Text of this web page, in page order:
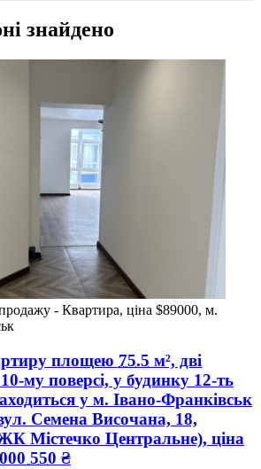
знайдено
- Квартира, ціна $89000, м.
площею 75.5 м², дві
му поверсі, у будинку 12-ть
у м. Івано-Франківськ
Семена Височана, 18,
Містечко Центральне), ціна
550 ₴